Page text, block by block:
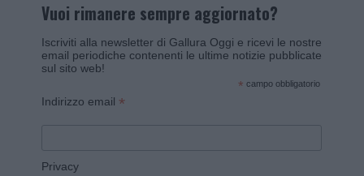
Vuoi rimanere sempre aggiornato?
Iscriviti alla newsletter di Gallura Oggi e ricevi le nostre
email periodiche contenenti le ultime notizie pubblicate
sul sito web!
* campo obbligatorio
Indirizzo email *
Privacy